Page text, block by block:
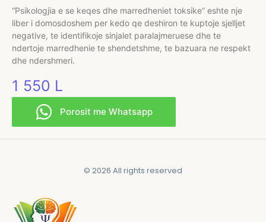
“Psikologjia e se keqes dhe marredheniet toksike” eshte nje
liber i domosdoshem per kedo qe deshiron te kuptoje sjelljet
negative, te identifikoje sinjalet paralajmeruese dhe te
ndertoje marredhenie te shendetshme, te bazuara ne respekt
dhe ndershmeri.
1 550 L
Porosit me Whatsapp
© 2026 All rights reserved